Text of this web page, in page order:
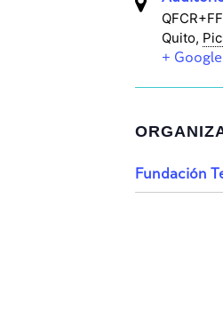
Quito,
+
Fundación